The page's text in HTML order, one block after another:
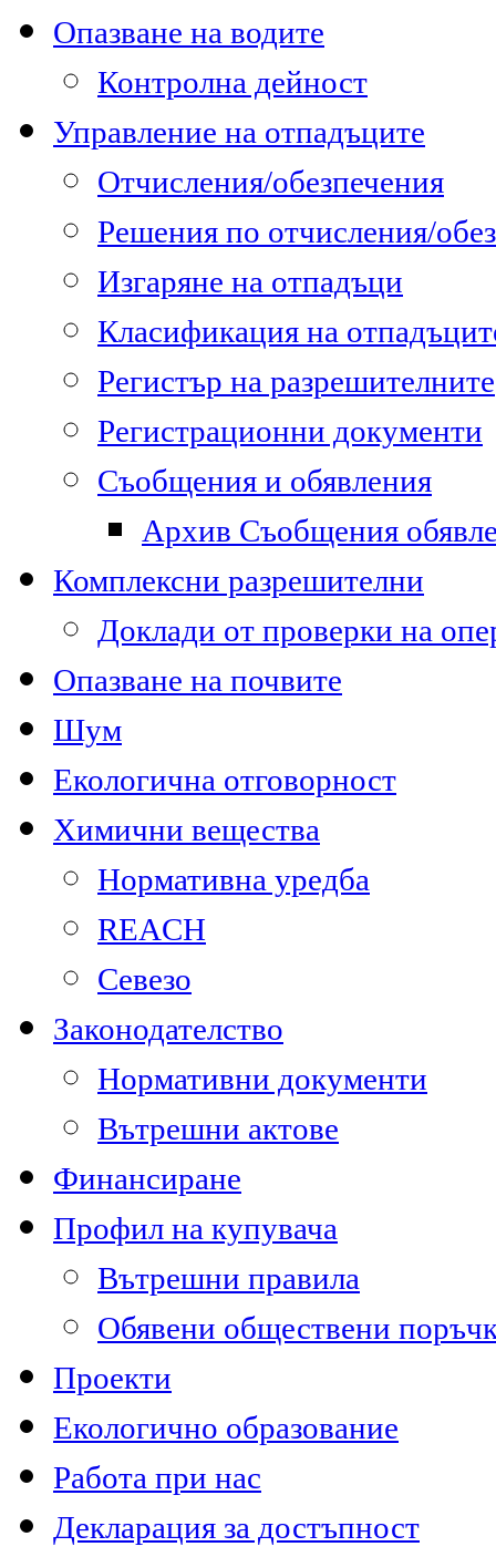
Опазване на водите
Контролна дейност
Управление на отпадъците
Отчисления/обезпечения
Решения по отчисления/
Изгаряне на отпадъци
Класификация на
Регистър на разрешителните
Регистрационни документи
Съобщения и обявления
Архив Съобщения
Комплексни разрешителни
Доклади от проверки на
Опазване на почвите
Шум
Екологична отговорност
Химични вещества
Нормативна уредба
REACH
Севезо
Законодателство
Нормативни документи
Вътрешни актове
Финансиране
Профил на купувача
Вътрешни правила
Обявени обществени
Проекти
Екологично образование
Работа при нас
Декларация за достъпност